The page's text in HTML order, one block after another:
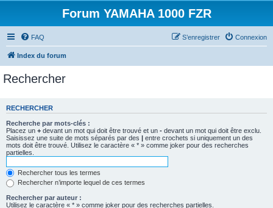
Forum YAMAHA 1000 FZR
FAQ Connexion
S’enregistrer
Index du forum
Rechercher
RECHERCHER
Recherche par mots-clés :
Placez un + devant un mot qui doit être trouvé et un - devant un mot qui doit être exclu.
Saisissez une suite de mots séparés par des | entre crochets si uniquement un des
mots doit être trouvé. Utilisez le caractère « * » comme joker pour des recherches
partielles.
Rechercher tous les termes
Rechercher n’importe lequel de ces termes
Rechercher par auteur :
Utilisez le caractère « * » comme joker pour des recherches partielles.